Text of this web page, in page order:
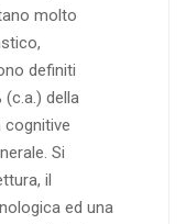
molto
definiti
(c.a.) della
cognitive
Si
il
ed una